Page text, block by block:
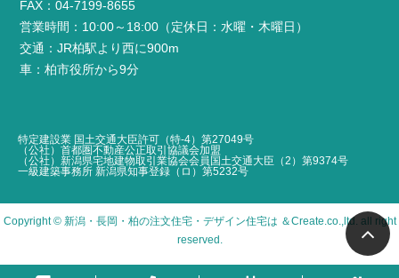
FAX：04-7199-8655
営業時間：10:00～18:00（定休日：水曜・木曜日）
交通：JR柏駅より西に900m
車：柏市役所から9分
特定建設業 国土交通大臣許可（特-4）第27049号
（公社）首都圏不動産公正取引協議会加盟
（公社）新潟県宅地建物取引業協会会員国土交通大臣（2）第9374号
一級建築事務所 新潟県知事登録（ロ）第5232号
Copyright © 新潟・長岡・柏の注文住宅・デザイン住宅は ＆Create .co.,ltd. all right
reserved.